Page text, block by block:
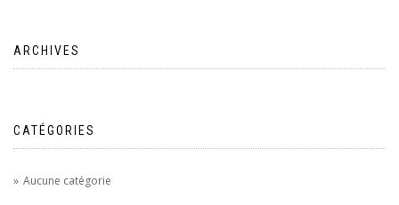
ARCHIVES
CATÉGORIES
Aucune catégorie